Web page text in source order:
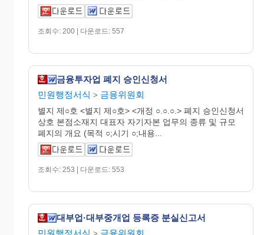
조회수: 200 | 다운로드: 557
금융투자업 폐지 승인신청서
민원행정서식 > 금융위원회
별지 제○호 <별지 제○호> <개정 ○.○.○.> 폐지 승인신청서
상호 본점소재지 대표자 자기자본 업무의 종류 및 규모
폐지의 개요 (목적 ○;시기 ○;내용...
조회수: 253 | 다운로드: 553
대부업·대부중개업 등록증 분실신고서
민원행정서식
금융위원회